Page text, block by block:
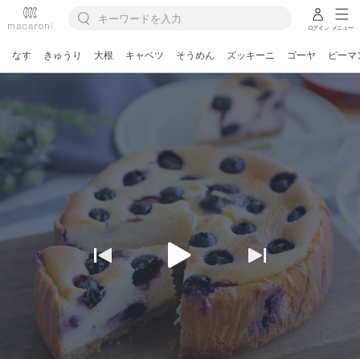
ログイン メニュー
なす きゅうり 大根 キャベツ そうめん ズッキーニ ゴーヤ ピーマ